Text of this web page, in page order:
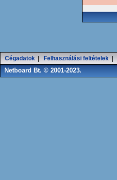
Cégadatok Felhasználási feltételek
Netboard Bt. © 2001-2023.